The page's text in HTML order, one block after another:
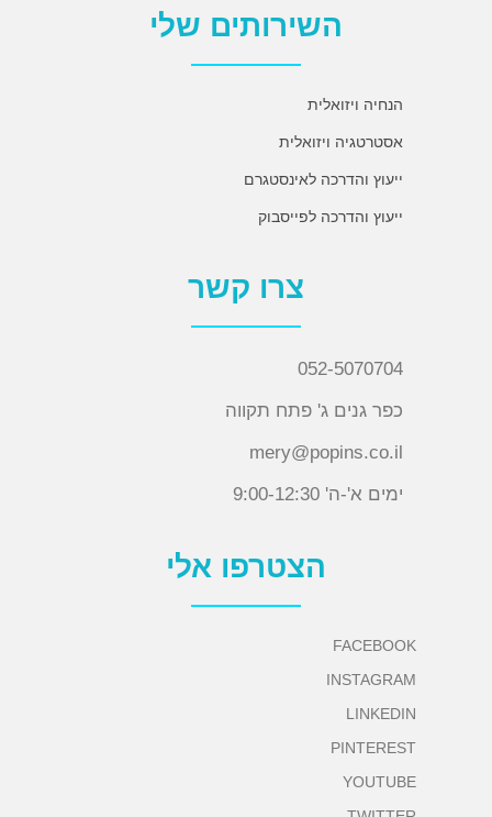
השירותים שלי
הנחיה ויזואלית
אסטרטגיה ויזואלית
ייעוץ והדרכה לאינסטגרם
ייעוץ והדרכה לפייסבוק
צרו קשר
052-5070704
כפר גנים ג' פתח תקווה
mery@popins.co.il
ימים א'-ה' 9:00-12:30
הצטרפו אלי
FACEBOOK
INSTAGRAM
LINKEDIN
PINTEREST
YOUTUBE